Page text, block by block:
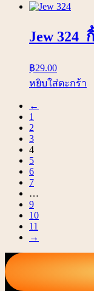
Jew 324
฿29.00
หยิบใส่ตะกร้า
←
1
2
3
4
5
6
7
…
9
10
11
→